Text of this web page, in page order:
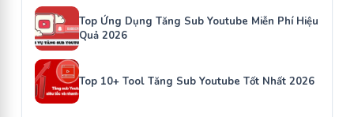
Top Ứng Dụng Tăng Sub Youtube Miễn Phí Hiệu
Quả 2026
Top 10+ Tool Tăng Sub Youtube Tốt Nhất 2026